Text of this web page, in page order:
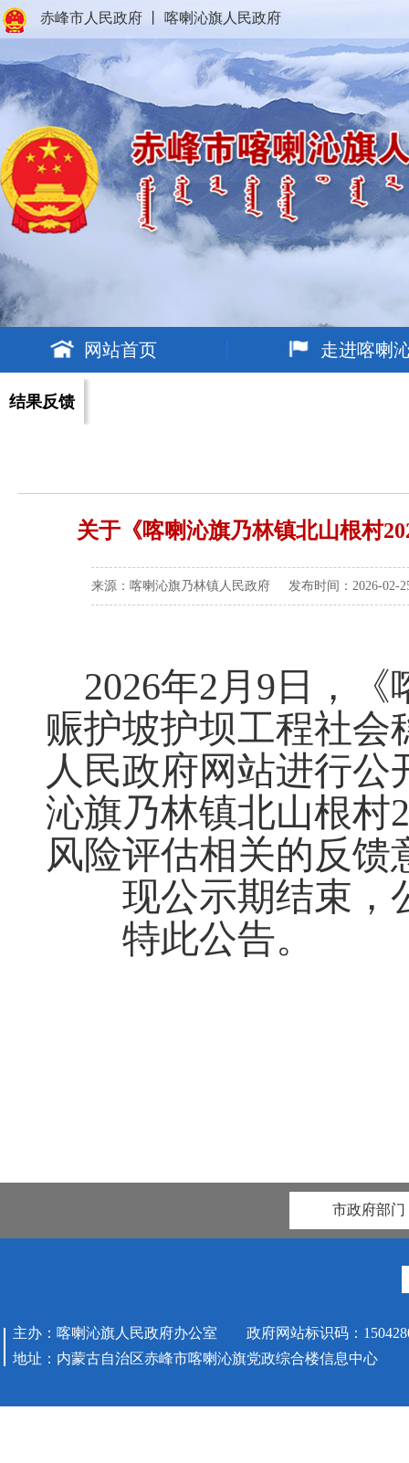
赤峰市人民政府 喀喇沁旗人民政府
网站首页 走进喀喇
结果反馈
关于《喀喇沁旗乃林镇北山根村
来源：喀喇沁旗乃林镇人民政府 发布时间：2026-
2026年2月9日，
赈护坡护坝工程社会
人民政府网站进行
沁旗乃林镇北山根村
风险评估相关的反馈
现公示期结束，
特此公告。
市政府部门
主办：喀喇沁旗人民政府办公室 政府网站标识码：
地址：内蒙古自治区赤峰市喀喇沁旗党政综合楼信息中心